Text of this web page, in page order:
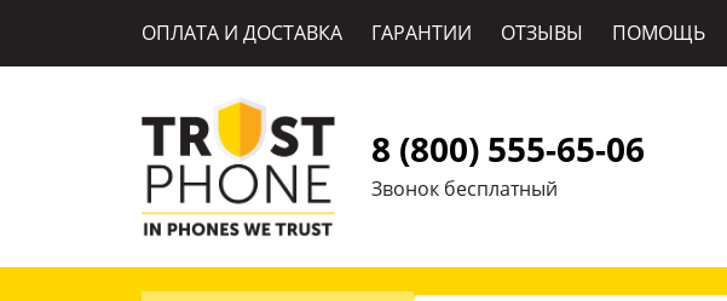
ОПЛАТА И ДОСТАВКА ГАРАНТИИ ОТЗЫВЫ ПОМОЩЬ
8 (800) 555-65-06
Звонок бесплатный